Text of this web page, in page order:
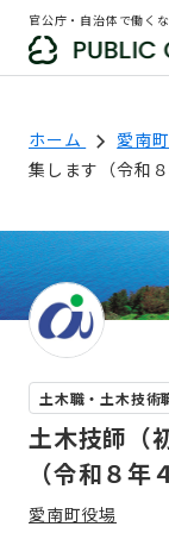
官公庁・自治体で働く
ホーム 愛南
集します（令和
土木職・土木技術
土木技師（
（令和８年
愛南町役場